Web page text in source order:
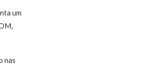
um
nas